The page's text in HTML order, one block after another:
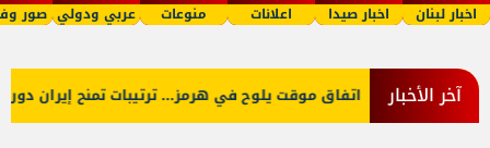
اخبار لبنان اخبار صيدا اعلانات منوعات عربي ودولي صور
آخر الأخبار اتفاق موقت يلوح في هرمز... ترتيبات تمنح إيران